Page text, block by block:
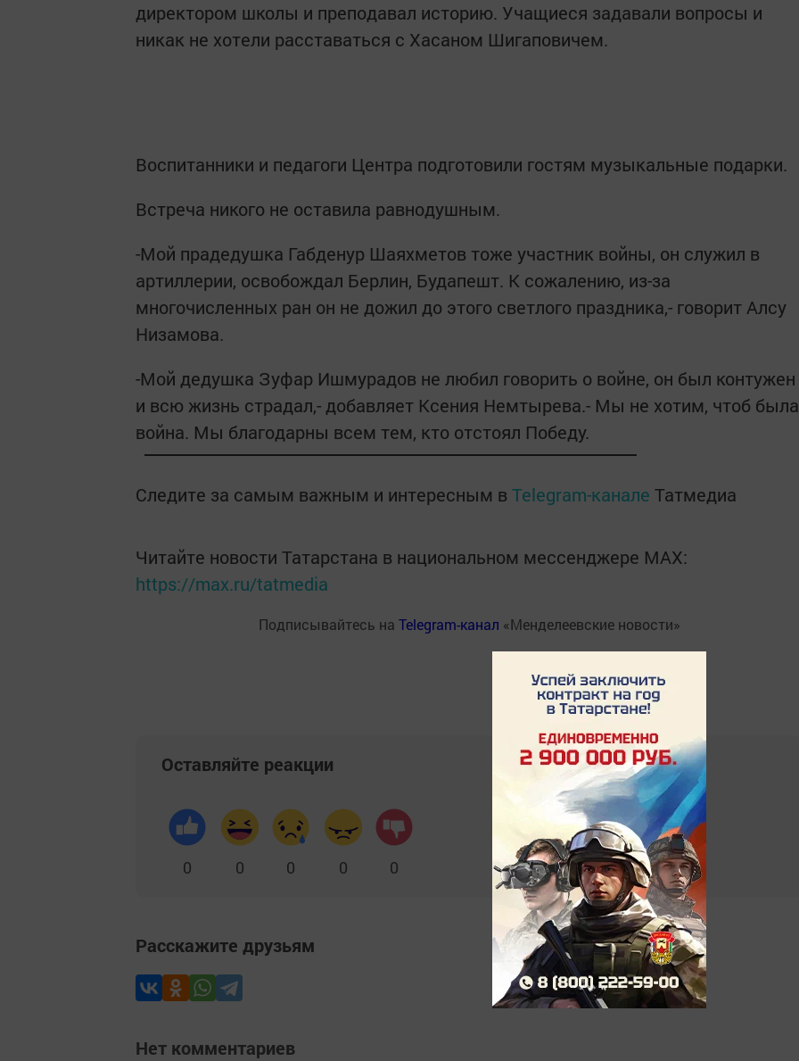
директором школы и преподавал историю. Учащиеся задавали вопросы и
никак не хотели расставаться с Хасаном Шигаповичем.
Воспитанники и педагоги Центра подготовили гостям музыкальные подарки.
Встреча никого не оставила равнодушным.
-Мой прадедушка Габденур Шаяхметов тоже участник войны, он служил в
артиллерии, освобождал Берлин, Будапешт. К сожалению, из-за
многочисленных ран он не дожил до этого светлого праздника,- говорит Алсу
Низамова.
-Мой дедушка Зуфар Ишмурадов не любил говорить о войне, он был контужен
и всю жизнь страдал,- добавляет Ксения Немтырева.- Мы не хотим, чтоб была
война. Мы благодарны всем тем, кто отстоял Победу.
Следите за самым важным и интересным в Telegram-канале Татмедиа
Читайте новости Татарстана в национальном мессенджере MАХ:
https://max.ru/tatmedia
Подписывайтесь на Telegram-канал «Менделеевские новости»
Оставляйте реакции
0 0 0 0 0
Расскажите друзьям
Нет комментариев